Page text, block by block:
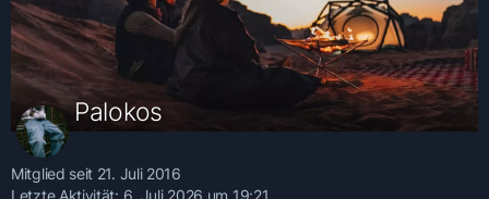
Palokos
Mitglied seit 21. Juli 2016
Letzte Aktivität: 6. Juli 2026 um 19:21